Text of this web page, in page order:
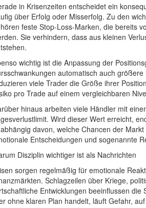
in Krisenzeiten entscheidet ein
über Erfolg oder Misserfolg. Zu den
feste Stop-Loss-Marken, die bereits
Sie verhindern, dass aus kleinen
wichtig ist die Anpassung der
automatisch auch
viele Trader die Größe ihrer
pro Trade auf einem vergleichbaren
hinaus arbeiten viele Händler mit
Wird dieser Wert erreicht,
davon, welche Chancen der
Entscheidungen und sogenannte
Disziplin wichtiger ist als Nachrichten
sorgen regelmäßig für emotionale
Schlagzeilen über Kriege,
Entwicklungen beeinflussen die
ohne klaren Plan handelt, läuft Gefahr,